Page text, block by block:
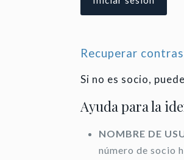
Recuperar
Si no es socio,
Ayuda para la
NOMBRE DE
número de socio